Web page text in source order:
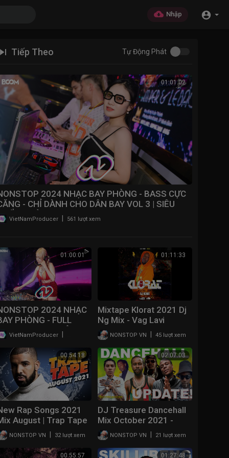
Nhập
Tiếp Theo Tự Động Phát
01:01:02
2024 NHẠC BAY PHÒNG - BASS CỰC
- CHỈ DÀNH CHO DÂN BAY VOL 3 | SIÊU
PHÒNG BAY 2024
VietNamProducer 561 lượt xem
01:00:01
2024 NHẠC
PHÒNG - FULL
NHẠC TRÔI KE
9 - BASS SIÊU
CĂNG - SIÊU PHẨM
BAY
VietNamProducer 187 lượt xem
01:11:33
Mixtape Klorat 2021 Dj
Ng Mix - Vag Lavi
NONSTOP VN 45 lượt xem
00:54:18
Rap Songs 2021
August | Trap Tape
#49 | New Hip Hop
Mixtape | DJ
Noize
NONSTOP VN 32 lượt xem
02:07:03
DJ Treasure Dancehall
Mix October 2021 -
UPDATE - Masicka,
Alkaline, Vybz Kartel,
Skeng 18764807131
NONSTOP VN 21 lượt xem
00:55:57 01:27:48